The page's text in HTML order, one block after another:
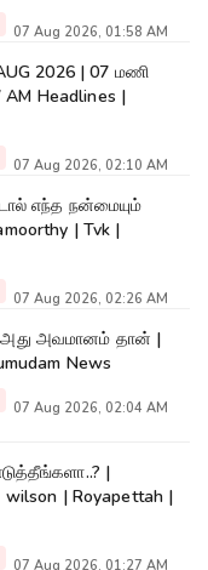
07 Aug 2026, 01:58 AM
2026 | 07 மணி
Headlines |
07 Aug 2026, 02:10 AM
எந்த நன்மையும்
| Tvk |
07 Aug 2026, 02:26 AM
அவமானம் தான் |
News
07 Aug 2026, 02:04 AM
|
wilson | Royapettah |
07 Aug 2026, 01:27 AM